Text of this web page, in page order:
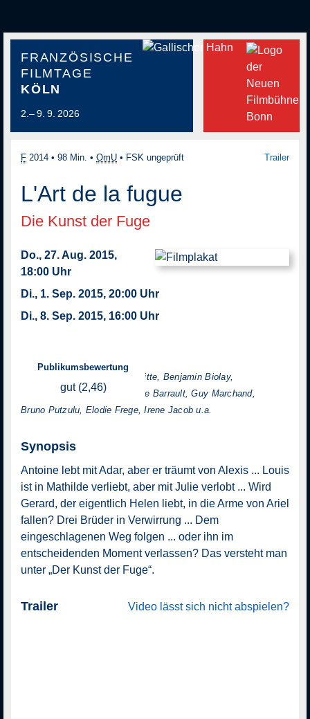
FRANZÖSISCHE
FILMTAGE
KÖLN
2.– 9. 9. 2026
F 2014 • 98 Min. • OmU • FSK ungeprüft Trailer
L'Art de la fugue
Die Kunst der Fuge
Do., 27. Aug. 2015,
18:00 Uhr
Di., 1. Sep. 2015, 20:00 Uhr
Di., 8. Sep. 2015, 16:00 Uhr
Publikumsbewertung
gut (2,46)
mit: Agnes Jaoui, Laurent Lafitte, Benjamin Biolay,
Nicolas Bedos, Marie-Christine Barrault, Guy Marchand,
Bruno Putzulu, Elodie Frege, Irene Jacob u.a.
Synopsis
Antoine lebt mit Adar, aber er träumt von Alexis ... Louis
ist in Mathilde verliebt, aber mit Julie verlobt ... Wird
Gerard, der eigentlich Helen liebt, in die Arme von Ariel
fallen? Drei Brüder in Verwirrung ... Dem
eingeschlagenen Weg folgen ... oder ihn im
entscheidenden Moment verlassen? Das versteht man
unter „Der Kunst der Fuge“.
Trailer Video lässt sich nicht abspielen?